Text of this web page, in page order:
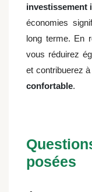
investissement
économies
long terme. En
vous réduirez
et contribuerez
confortable.
posées